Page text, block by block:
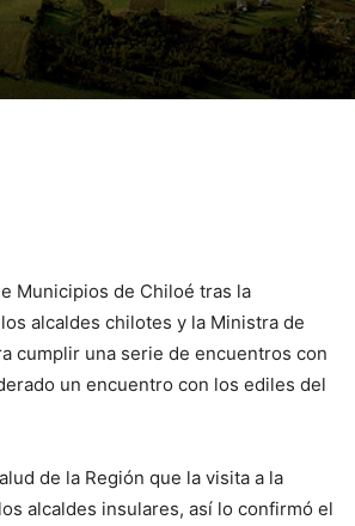
Municipios de Chiloé tras la
alcaldes chilotes y la Ministra de
cumplir una serie de encuentros con
un encuentro con los ediles del
de la Región que la visita a la
alcaldes insulares, así lo confirmó el